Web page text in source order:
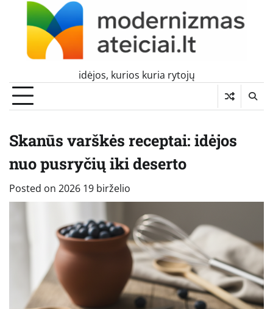
content
idėjos, kurios kuria rytojų
Skanūs varškės receptai: idėjos
nuo pusryčių iki deserto
Posted on 2026 19 birželio